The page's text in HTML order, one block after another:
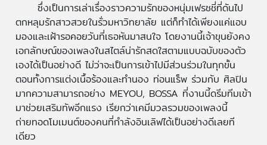
ซึ่งเป็นการเล่าเรื่องราวความรักของหนุ่มเฟรชชี่ที่ดันไป
ตกหลุมรักสาวสวยในรั่วมหาวิทยาลัย แต่ก็ทำได้เพียงแค่แอบ
มองและเฝ้ารอคอยวันที่เธอหันมาสนใจ โดยงานนี้เจ้าขุนยังคง
เอกลักษณ์ของเพลงในสไตล์น่ารักสดใสตามแบบฉบับของตัว
เองได้เป็นอย่างดี ไม่ว่าจะเป็นการเข้าไปมีส่วนร่วมในทุกขั้น
ตอนทั้งการแต่งเนื้อร้องและทำนอง ท่อนแร็พ ร่วมกับ ศิลปิน
มากความสามารถอย่าง MEYOU, BOSSA ที่งานนี้ดรีมทีมเข้า
มาช่วยเสริมทัพอีกแรง เรียกว่าเคมีมวลรวมของเพลงนี้
ถ่ายทอดโมเมนต์ของคนที่กำลังอินเลิฟได้เป็นอย่างดีเลยที
เดียว